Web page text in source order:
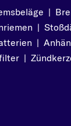
|
|
|
|